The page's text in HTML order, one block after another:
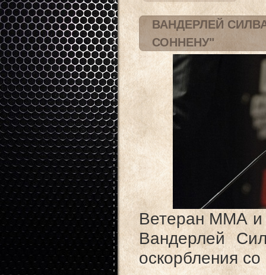
ВАНДЕРЛЕЙ
СОННЕНУ"
Ветеран ММА и
Вандерлей
оскорбления